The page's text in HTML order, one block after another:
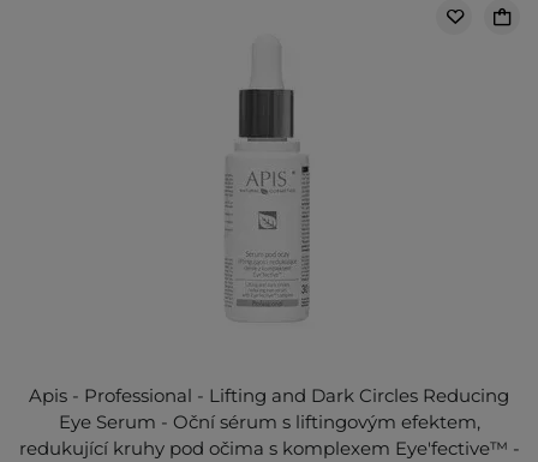
Apis - Professional - Lifting and Dark Circles Reducing
Eye Serum - Oční sérum s liftingovým efektem,
redukující kruhy pod očima s komplexem Eye'fective™ -